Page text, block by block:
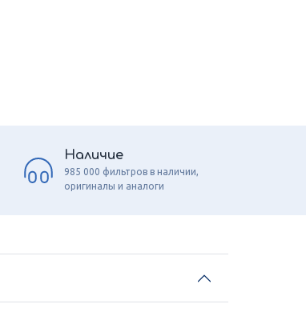
Наличие
985 000 фильтров в наличии,
оригиналы и аналоги